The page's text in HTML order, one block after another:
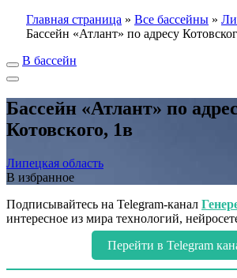
Главная страница » Все бассейны »
Бассейн «Атлант» по адресу
В бассейн
Бассейн «Атлант» по
Котовского, 1в
Липецкая область
В избранное
Подписывайтесь на Telegram-канал
интересное из мира технологий,
Перейти в Telegram